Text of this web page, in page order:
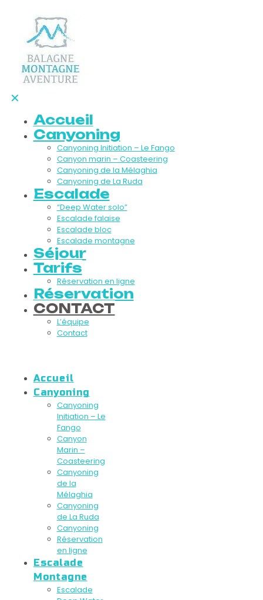
✕
Accueil
Canyoning
Canyoning Initiation – Le Fango
Canyon marin – Coasteering
Canyoning de la Mélaghia
Canyoning de La Ruda
Escalade
“Deep Water solo”
Escalade falaise
Escalade bloc
Escalade montagne
Séjour
Tarifs
Réservation en ligne
Réservation
CONTACT
L’équipe
Contact
Accueil
Canyoning
Canyoning
Initiation – Le
Fango
Canyon
Marin –
Coasteering
Canyoning
de la
Mélaghia
Canyoning
de La Ruda
Canyoning
Réservation
en ligne
Escalade
Montagne
Escalade